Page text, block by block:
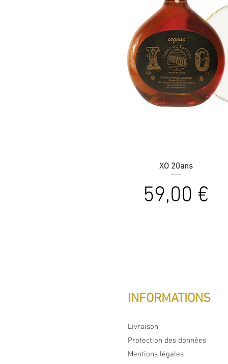
XO 20ans
Prix
59,00 €
INFORMATIONS
Livraison
Protection des données
Mentions légales